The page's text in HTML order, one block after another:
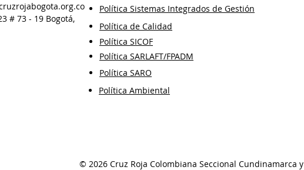
# 73 - 19 Bogotá,
Política Sistemas Integrados de Gestión
Política de Calidad
Política SICOF
Política SARLAFT/FPADM
Política SARO
Política Ambiental
© 2026 Cruz Roja Colombiana Seccional Cundinamarca y